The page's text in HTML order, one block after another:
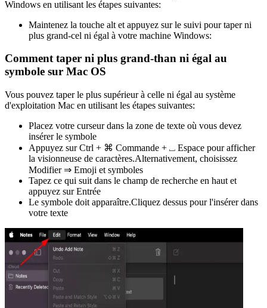
Windows en utilisant les étapes suivantes:
Maintenez la touche alt et appuyez sur le suivi pour taper ni
plus grand-cel ni égal à votre machine Windows:
Comment taper ni plus grand-than ni égal au
symbole sur Mac OS
Vous pouvez taper le plus supérieur à celle ni égal au système
d'exploitation Mac en utilisant les étapes suivantes:
Placez votre curseur dans la zone de texte où vous devez
insérer le symbole
Appuyez sur Ctrl + ⌘ Commande + ⎵ Espace pour afficher
la visionneuse de caractères.Alternativement, choisissez
Modifier ⇒ Emoji et symboles
Tapez ce qui suit dans le champ de recherche en haut et
appuyez sur Entrée
Le symbole doit apparaître.Cliquez dessus pour l'insérer dans
votre texte